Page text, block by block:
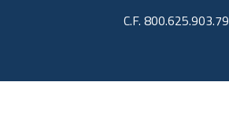
C.F. 800.625.903.79